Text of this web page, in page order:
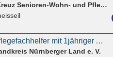
Bayerisches Rotes Kreuz Senioren-Wohn- und Pflegeheim
Pflegehelfer oder Pflegefachhelfer mit 1jähriger Ausbildung (m/w/d)
Nürnberger Land e. V.